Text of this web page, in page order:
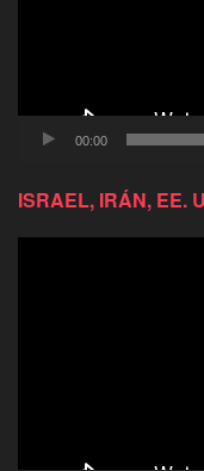
00:00
ISRAEL, IRÁN, EE.